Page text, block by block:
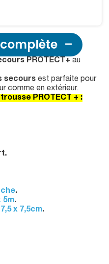
PROTECT+ au
secours est parfaite pour
comme en extérieur.
PROTECT + :
.
5m.
x 7,5cm.